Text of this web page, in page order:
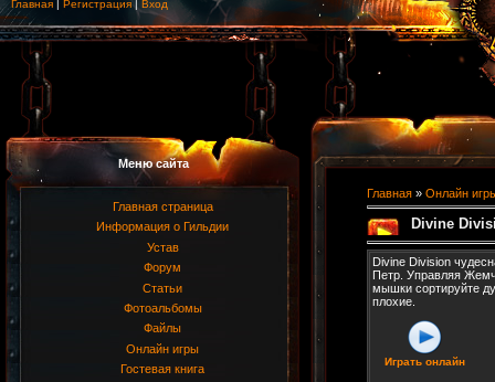
Главная | Регистрация | Вход
Меню сайта
Главная страница
Информация о Гильдии
Устав
Форум
Статьи
Фотоальбомы
Файлы
Онлайн игры
Гостевая книга
Главная » Онлайн
Divine
Divine Division
Петр. Управляя
мышки сортируйте
плохие.
Играть онлайн